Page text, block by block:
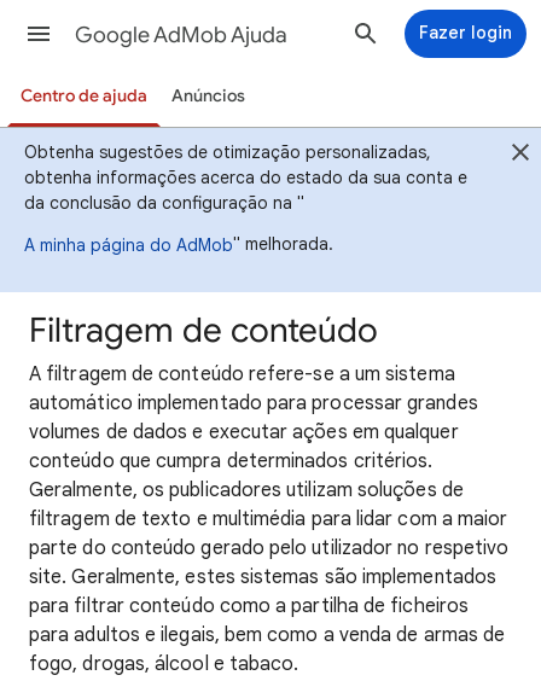
Google AdMob Ajuda Fazer login
Centro de ajuda Anúncios
Obtenha sugestões de otimização personalizadas,
obtenha informações acerca do estado da sua conta e
da conclusão da configuração na "
A minha página do AdMob" melhorada.
Filtragem de conteúdo
A filtragem de conteúdo refere-se a um sistema
automático implementado para processar grandes
volumes de dados e executar ações em qualquer
conteúdo que cumpra determinados critérios.
Geralmente, os publicadores utilizam soluções de
filtragem de texto e multimédia para lidar com a maior
parte do conteúdo gerado pelo utilizador no respetivo
site. Geralmente, estes sistemas são implementados
para filtrar conteúdo como a partilha de ficheiros
para adultos e ilegais, bem como a venda de armas de
fogo, drogas, álcool e tabaco.